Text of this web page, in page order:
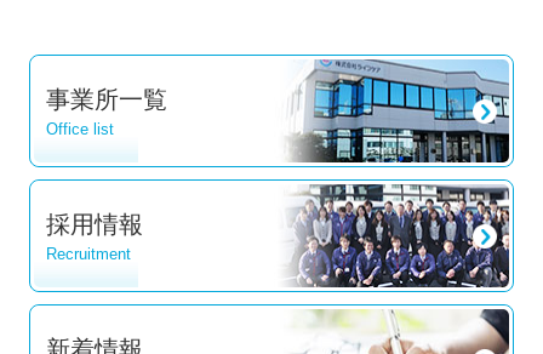
事業所一覧
Office list
採用情報
Recruitment